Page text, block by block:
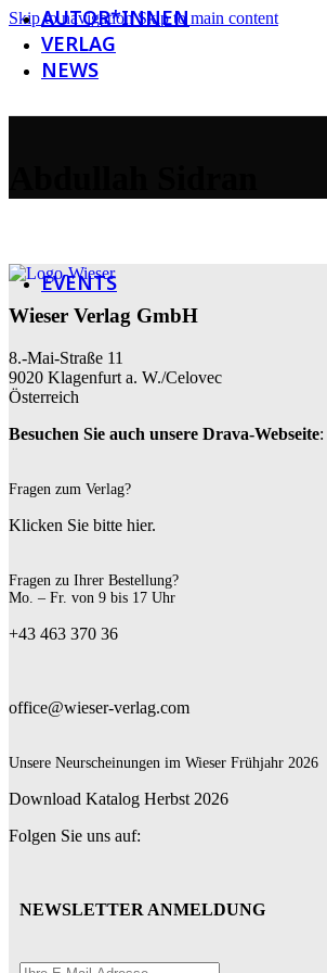
Skip to navigationSkip to main content
AUTOR*INNEN
VERLAG
NEWS
EVENTS
Wieser Verlag GmbH
8.-Mai-Straße 11
9020 Klagenfurt a. W./Celovec
Österreich
Besuchen Sie auch unsere Drava-Webseite:
Fragen zum Verlag?
Klicken Sie bitte hier.
Fragen zu Ihrer Bestellung?
Mo. – Fr. von 9 bis 17 Uhr
+43 463 370 36
office@wieser-verlag.com
Unsere Neurscheinungen im Wieser Frühjahr 2026
Download Katalog Herbst 2026
Folgen Sie uns auf:
NEWSLETTER ANMELDUNG